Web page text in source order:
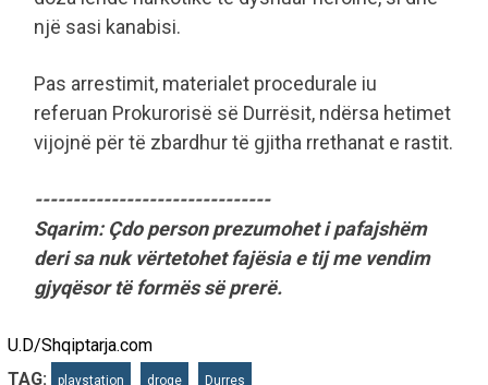
një sasi kanabisi.
Pas arrestimit, materialet procedurale iu
referuan Prokurorisë së Durrësit, ndërsa hetimet
vijojnë për të zbardhur të gjitha rrethanat e rastit.
-------------------------------
Sqarim: Çdo person prezumohet i pafajshëm
deri sa nuk vërtetohet fajësia e tij me vendim
gjyqësor të formës së prerë.
U.D/Shqiptarja.com
TAG:
playstation droge Durres